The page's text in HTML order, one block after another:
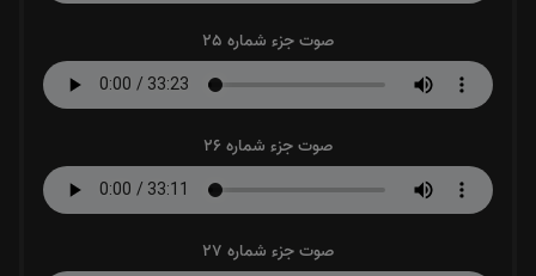
صوت جزء شماره 25
صوت جزء شماره 26
صوت جزء شماره 27